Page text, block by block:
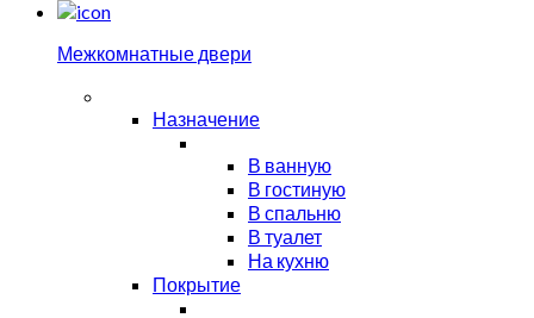
Межкомнатные двери
Назначение
В ванную
В гостиную
В спальню
В туалет
На кухню
Покрытие